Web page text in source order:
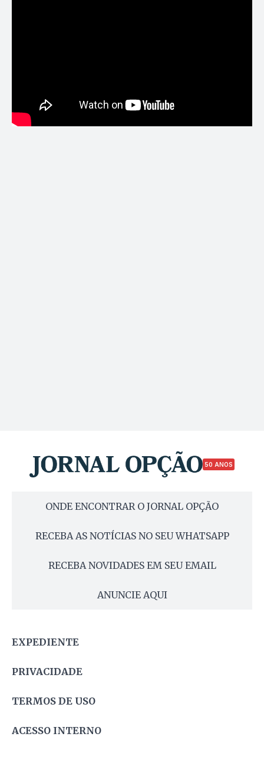
50 ANOS
ONDE ENCONTRAR O JORNAL OPÇÃO
RECEBA AS NOTÍCIAS NO SEU WHATSAPP
RECEBA NOVIDADES EM SEU EMAIL
ANUNCIE AQUI
EXPEDIENTE
PRIVACIDADE
TERMOS DE USO
ACESSO INTERNO